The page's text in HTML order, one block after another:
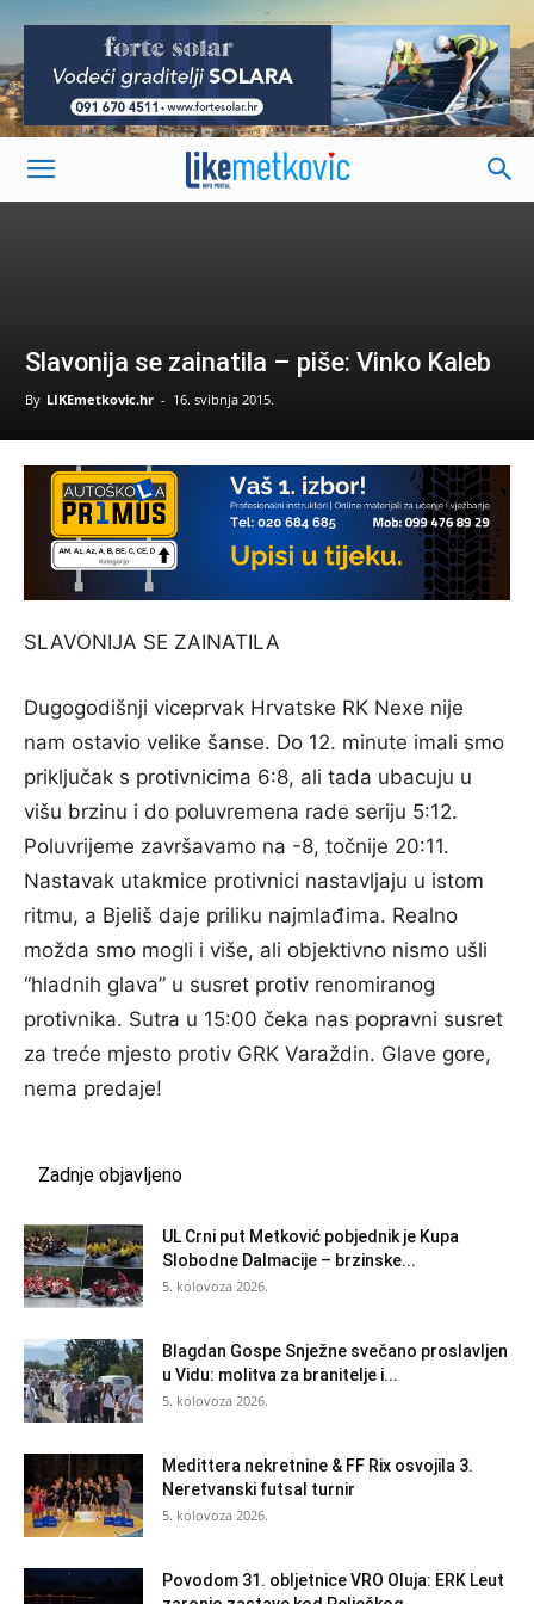
-
Slavonija se zainatila – piše: Vinko Kaleb
By LIKEmetkovic.hr - 16. svibnja 2015.
SLAVONIJA SE ZAINATILA
Dugogodišnji viceprvak Hrvatske RK Nexe nije
nam ostavio velike šanse. Do 12. minute imali smo
priključak s protivnicima 6:8, ali tada ubacuju u
višu brzinu i do poluvremena rade seriju 5:12.
Poluvrijeme završavamo na -8, točnije 20:11.
Nastavak utakmice protivnici nastavljaju u istom
ritmu, a Bjeliš daje priliku najmlađima. Realno
možda smo mogli i više, ali objektivno nismo ušli
“hladnih glava” u susret protiv renomiranog
protivnika. Sutra u 15:00 čeka nas popravni susret
za treće mjesto protiv GRK Varaždin. Glave gore,
nema predaje!
Zadnje objavljeno
UL Crni put Metković pobjednik je Kupa
Slobodne Dalmacije – brzinske...
5. kolovoza 2026.
Blagdan Gospe Snježne svečano proslavljen
u Vidu: molitva za branitelje i...
5. kolovoza 2026.
Medittera nekretnine & FF Rix osvojila 3.
Neretvanski futsal turnir
5. kolovoza 2026.
Povodom 31. obljetnice VRO Oluja: ERK Leut